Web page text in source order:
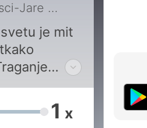
Jare |
je mit
ali
i
za
1 x